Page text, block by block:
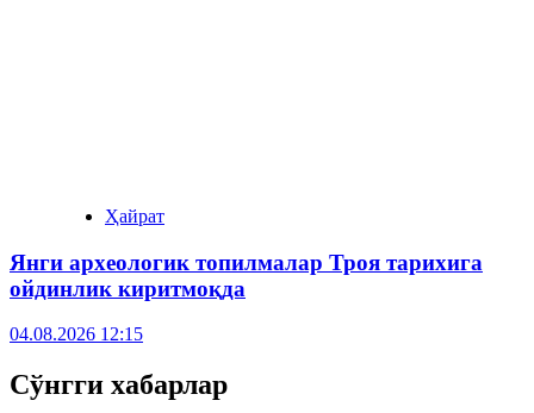
Ҳайрат
Янги археологик топилмалар Троя тарихига
ойдинлик киритмоқда
04.08.2026 12:15
Сўнгги хабарлар